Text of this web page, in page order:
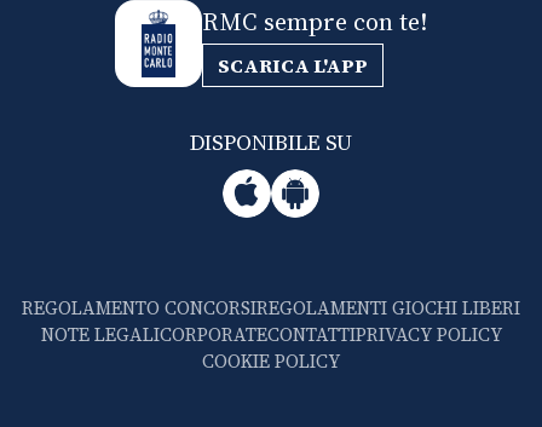
RMC sempre con te!
SCARICA L'APP
DISPONIBILE SU
REGOLAMENTO CONCORSIREGOLAMENTI GIOCHI LIBERI
NOTE LEGALICORPORATECONTATTIPRIVACY POLICY
COOKIE POLICY